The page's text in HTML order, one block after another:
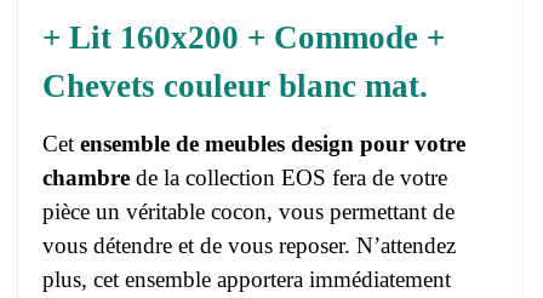
+ Lit 160x200 + Commode +
Chevets couleur blanc mat.
Cet ensemble de meubles design pour votre
chambre de la collection EOS fera de votre
pièce un véritable cocon, vous permettant de
vous détendre et de vous reposer. N’attendez
plus, cet ensemble apportera immédiatement